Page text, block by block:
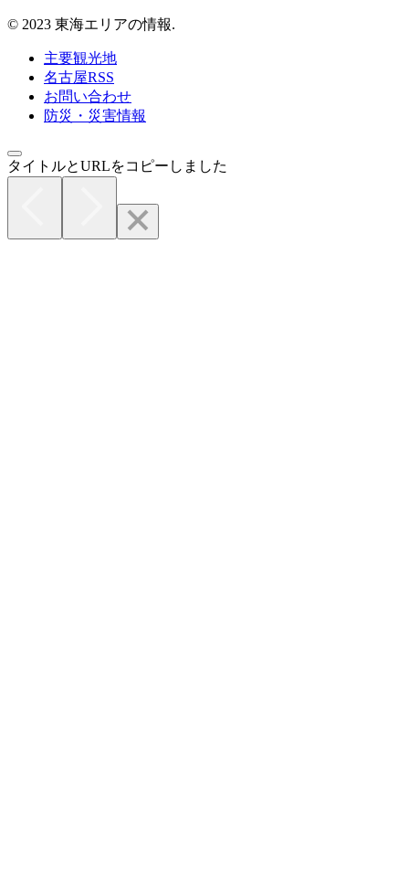
© 2023 東海エリアの情報.
主要観光地
名古屋RSS
お問い合わせ
防災・災害情報
タイトルとURLをコピーしました